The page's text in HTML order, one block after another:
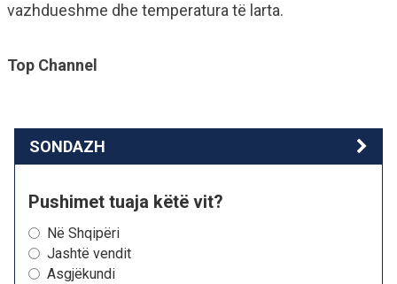
vazhdueshme dhe temperatura të larta.
Top Channel
SONDAZH
Pushimet tuaja këtë vit?
Në Shqipëri
Jashtë vendit
Asgjëkundi